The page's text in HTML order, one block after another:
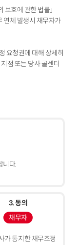
보호에 관한 법률」
연체 발생시 채무자가
요청권에 대해 상세히
점 또는 당사 콜센터
니다.
3. 동의
채무자
가 통지한 채무조정